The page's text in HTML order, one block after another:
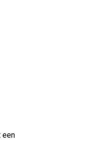
een